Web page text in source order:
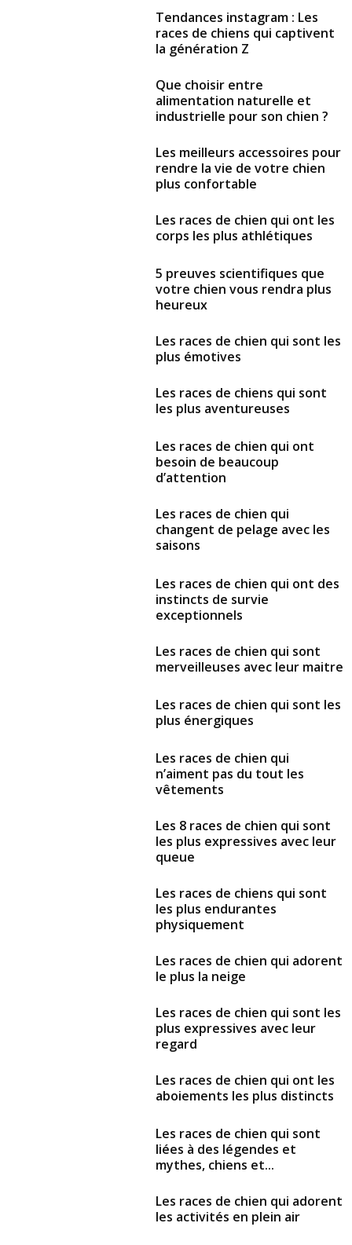
Tendances instagram : Les
races de chiens qui captivent
la génération Z
Que choisir entre
alimentation naturelle et
industrielle pour son chien ?
Les meilleurs accessoires pour
rendre la vie de votre chien
plus confortable
Les races de chien qui ont les
corps les plus athlétiques
5 preuves scientifiques que
votre chien vous rendra plus
heureux
Les races de chien qui sont les
plus émotives
Les races de chiens qui sont
les plus aventureuses
Les races de chien qui ont
besoin de beaucoup
d’attention
Les races de chien qui
changent de pelage avec les
saisons
Les races de chien qui ont des
instincts de survie
exceptionnels
Les races de chien qui sont
merveilleuses avec leur maitre
Les races de chien qui sont les
plus énergiques
Les races de chien qui
n’aiment pas du tout les
vêtements
Les 8 races de chien qui sont
les plus expressives avec leur
queue
Les races de chiens qui sont
les plus endurantes
physiquement
Les races de chien qui adorent
le plus la neige
Les races de chien qui sont les
plus expressives avec leur
regard
Les races de chien qui ont les
aboiements les plus distincts
Les races de chien qui sont
liées à des légendes et
mythes, chiens et...
Les races de chien qui adorent
les activités en plein air